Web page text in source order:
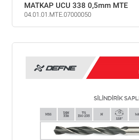
MATKAP UCU 338 0,5mm MTE
04.01.01.MTE.07000050